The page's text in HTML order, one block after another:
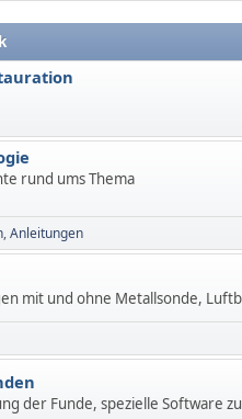
rund ums Thema
Anleitungen
mit und ohne Metallsonde,
der Funde, spezielle Software